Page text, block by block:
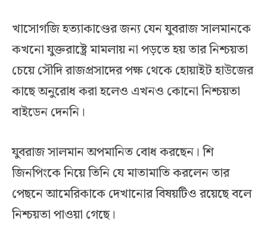
খাসোগজি হত্যাকাণ্ডের জন্য যেন যুবরাজ সালমানকে
কখনো যুক্তরাষ্ট্রে মামলায় না পড়তে হয় তার নিশ্চয়তা
চেয়ে সৌদি রাজপ্রসাদের পক্ষ থেকে হোয়াইট হাউজের
কাছে অনুরোধ করা হলেও এখনও কোনো নিশ্চয়তা
বাইডেন দেননি।
যুবরাজ সালমান অপমানিত বোধ করছেন। শি
জিনপিংকে নিয়ে তিনি যে মাতামাতি করলেন তার
পেছনে আমেরিকাকে দেখানোর বিষয়টিও রয়েছে বলে
নিশ্চয়তা পাওয়া গেছে।